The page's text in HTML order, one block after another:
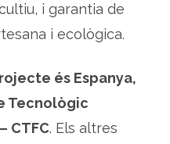
i garantia de
i ecològica.
és Espanya,
Tecnològic
CTFC. Els altres